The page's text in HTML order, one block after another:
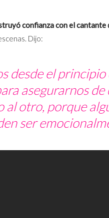
confianza con el cantante
Dijo:
desde el
asegurarnos
al otro, porque
ser